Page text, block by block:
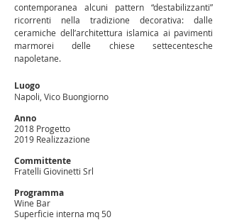
contemporanea alcuni pattern “destabilizzanti”
ricorrenti nella tradizione decorativa: dalle
ceramiche dell’architettura islamica ai pavimenti
marmorei delle chiese settecentesche
napoletane.
Luogo
Napoli, Vico Buongiorno
Anno
2018 Progetto
2019 Realizzazione
Committente
Fratelli Giovinetti Srl
Programma
Wine Bar
Superficie interna mq 50